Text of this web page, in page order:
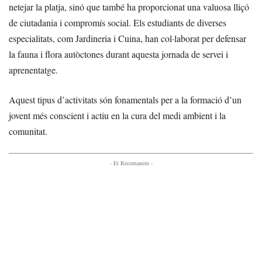
netejar la platja, sinó que també ha proporcionat una valuosa lliçó
de ciutadania i compromís social. Els estudiants de diverses
especialitats, com Jardineria i Cuina, han col·laborat per defensar
la fauna i flora autòctones durant aquesta jornada de servei i
aprenentatge.
Aquest tipus d’activitats són fonamentals per a la formació d’un
jovent més conscient i actiu en la cura del medi ambient i la
comunitat.
- Et Recomanem -